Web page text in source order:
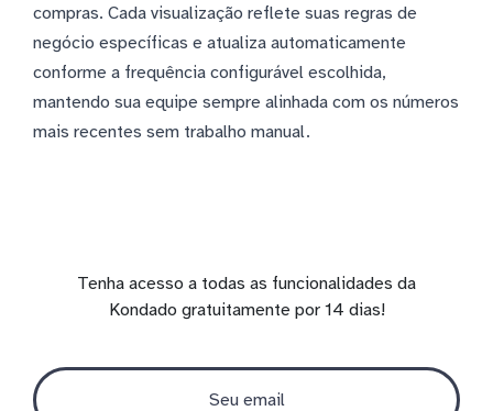
compras. Cada visualização reflete suas regras de
negócio específicas e atualiza automaticamente
conforme a frequência configurável escolhida,
mantendo sua equipe sempre alinhada com os números
mais recentes sem trabalho manual.
Tenha acesso a todas as funcionalidades da
Kondado gratuitamente por 14 dias!